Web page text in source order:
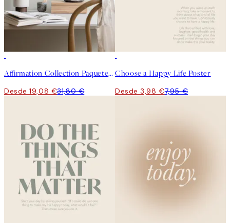
Affirmation Collection Paquetes de pósters
Desde 19,08 €31,80 €
Choose a Happy Life Poster
Desde 3,98 €7,95 €